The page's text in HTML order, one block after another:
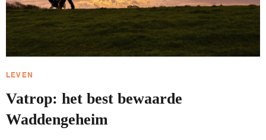
LEVEN
Vatrop: het best bewaarde
Waddengeheim